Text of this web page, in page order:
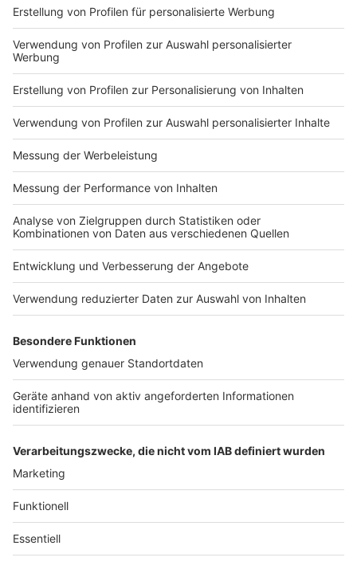
Impressum
Nutzungsbedingungen
Jobs
Presse
Werben
Archiv
ANTENNE BAYERN GROUP
Stiftung ANTENNE BAYERN
hilft
Teilnahmebedingungen
Grounding Page ANTENNE
BAYERN
Kontakt
Studio-Hotline
Verkehrs-Hotline
Datenschutz­erklärung
Newsletter